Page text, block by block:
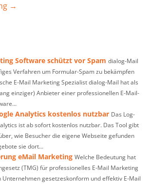
→
Software schützt vor Spam dialog-Mail
Verfahren um Formular-Spam zu bekämpfen
E-Mail Marketing Spezialist dialog-Mail hat als
einziger) Anbieter einer professionellen E-Mail-
Analytics kostenlos nutzbar Das Log-
ist ab sofort kostenlos nutzbar. Das Tool gibt
wie Besucher die eigene Webseite gefunden
sie dort...
eMail Marketing Welche Bedeutung hat
(TMG) für professionelles E-Mail Marketing
Unternehmen gesetzeskonform und effektiv E-Mail